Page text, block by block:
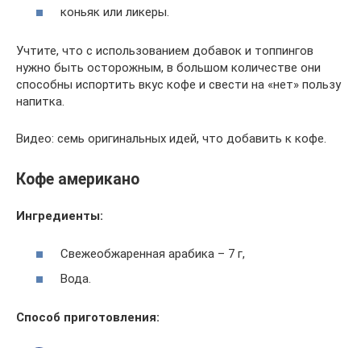
коньяк или ликеры.
Учтите, что с использованием добавок и топпингов
нужно быть осторожным, в большом количестве они
способны испортить вкус кофе и свести на «нет» пользу
напитка.
Видео: семь оригинальных идей, что добавить к кофе.
Кофе американо
Ингредиенты:
Свежеобжаренная арабика – 7 г,
Вода.
Способ приготовления: